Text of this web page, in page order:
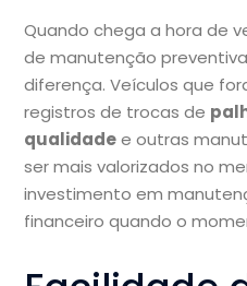
Quando chega a hora de
de manutenção
diferença. Veículos que
registros de trocas de
qualidadee outras
ser mais valorizados no
investimento em
financeiro quando o